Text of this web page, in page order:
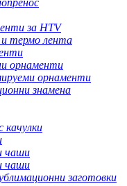
за HTV
термо лента
орнаменти
орнаменти
знамена
качулки
чаши
чаши
заготовки